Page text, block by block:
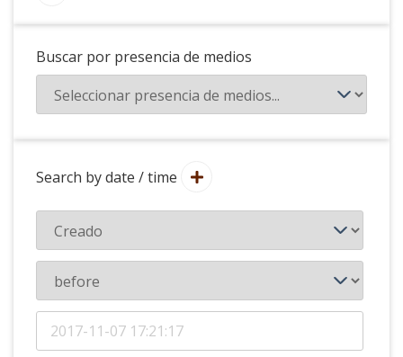
Buscar por presencia de medios
Search by date / time